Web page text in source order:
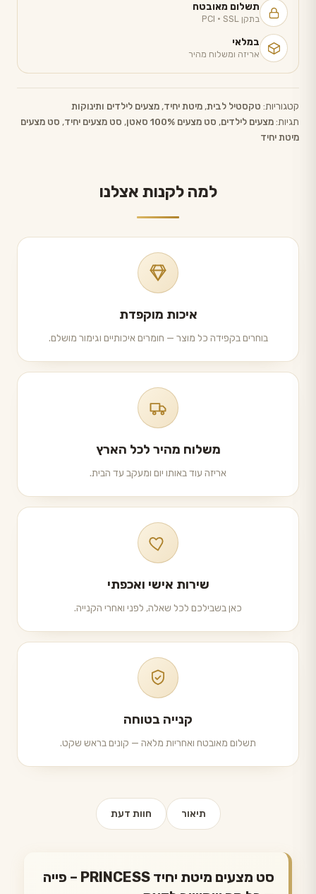
תשלום מאובטח
בתקן PCI · SSL
במלאי
אריזה ומשלוח מהיר
קטגוריות: טקסטיל לבית, מיטת יחיד, מצעים לילדים ותינוקות
תגיות:מצעים לילדים, סט מצעים 100% סאטן , סט מצעים יחיד, סט מצעים
מיטת יחיד
למה לקנות אצלנו
איכות מוקפדת
בוחרים בקפידה כל מוצר — חומרים איכותיים וגימור מושלם.
משלוח מהיר לכל הארץ
אריזה עוד באותו יום ומעקב עד הבית.
שירות אישי ואכפתי
כאן בשבילכם לכל שאלה, לפני ואחרי הקנייה.
קנייה בטוחה
תשלום מאובטח ואחריות מלאה — קונים בראש שקט.
תיאור חוות דעת
סט מצעים מיטת יחיד PRINCESS – פייה